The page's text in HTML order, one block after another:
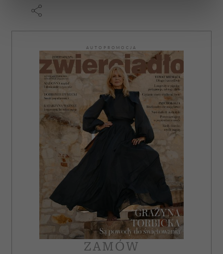
dane są przetwarzane oraz ustaw własne preferencje w
sekcji szczegółów
zmienić lub wycofać swoją zgodę w dowolnej chwili.
Wykorzystujemy pliki cookie do spersonalizowania treści
i reklam, aby oferować funkcje społecznościowe i
analizować ruch w naszej witrynie. Informacje o tym, jak
korzystasz z naszej witryny, udostępniamy partnerom
społecznościowym, reklamowym i analitycznym.
Partnerzy mogą połączyć te informacje z innymi danymi
otrzymanymi od Ciebie lub uzyskanymi podczas
korzystania z ich usług.
AUTOPROMOCJA
ZAMÓW